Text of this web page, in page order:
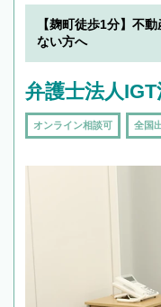
でフィ
で複数
【麹町徒歩1分】不
ない方へ
弁護士法人
オンライン相談可 全国